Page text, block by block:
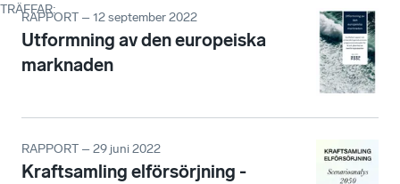
TRÄFFAR:
RAPPORT – 12 september 2022
Utformning av den europeiska
marknaden
RAPPORT – 29 juni 2022
Kraftsamling elförsörjning -